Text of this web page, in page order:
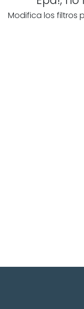
Modifica los filtros